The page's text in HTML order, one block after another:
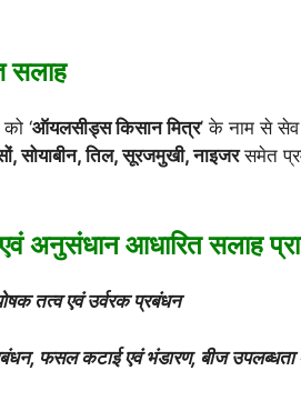
सलाह
‘ऑयलसीड्स किसान मित्र’ के नाम से सेव
सोयाबीन, तिल, सूरजमुखी, नाइजरसमेत
अनुसंधान आधारित सलाह
तत्व एवं उर्वरक प्रबंधन
फसल कटाई एवं भंडारण, बीज